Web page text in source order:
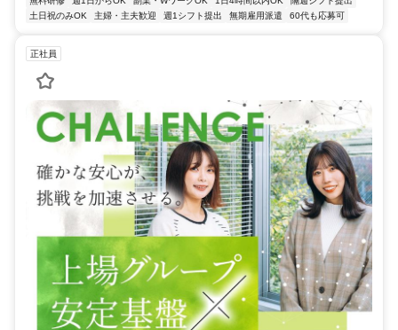
土日祝のみOK
主婦・主夫歓迎 週1シフト提出 無期雇用派遣 60代も応募可
正社員